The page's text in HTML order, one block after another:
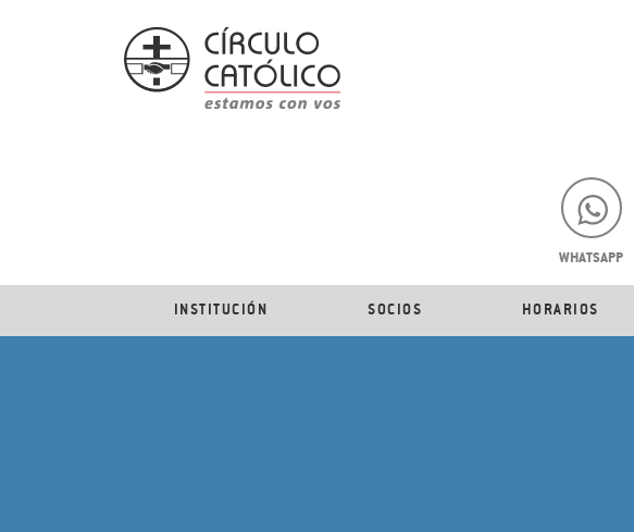
WHATSAPP
INSTITUCIÓN SOCIOS HORARIOS